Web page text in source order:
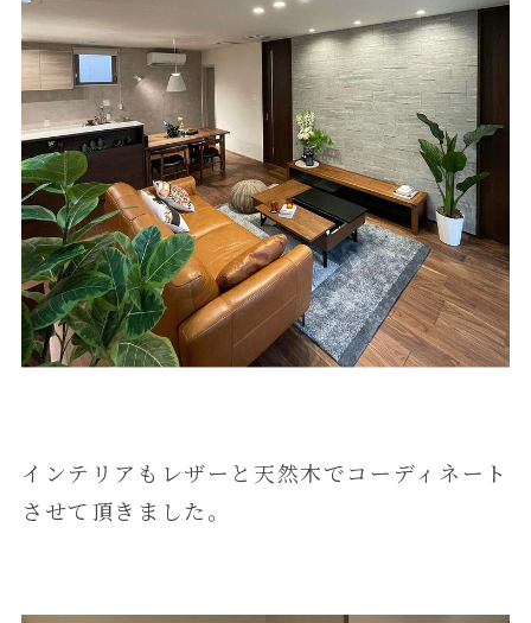
インテリアもレザーと天然木でコーディネート
させて頂きました。